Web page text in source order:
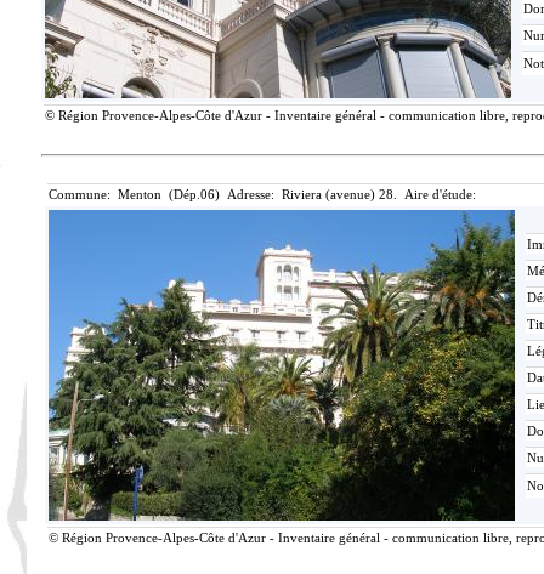
© Région Provence-Alpes-Côte d'Azur - Inventaire général - communication libre,
Commune: Menton (Dép.06) Adresse: Riviera (avenue) 28. Aire d'étude:
© Région Provence-Alpes-Côte d'Azur - Inventaire général - communication libre,